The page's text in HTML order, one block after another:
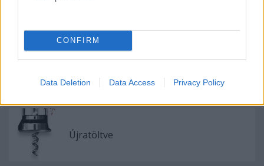
CONFIRM
Data Deletion Data Access Privacy Policy
hárslevelű béres erdőbénye hársas utazás
Újratöltve